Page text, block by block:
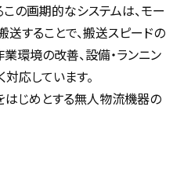
の画期的なシステムは、モー
することで、搬送スピードの
環境の改善、設備・ランニン
応しています。
はじめとする無人物流機器の